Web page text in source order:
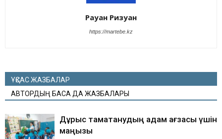
Рауан Ризуан
https://martebe.kz
ҰҚСАС ЖАЗБАЛАР
АВТОРДЫҢ БАСҚА ДА ЖАЗБАЛАРЫ
Дұрыс тамақтанудың адам ағзасы үшін
маңызы